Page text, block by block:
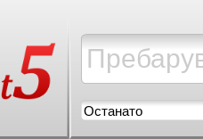
Останато